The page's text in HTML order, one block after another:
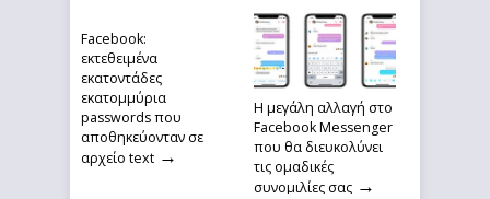
Facebook:
εκτεθειμένα
εκατοντάδες
εκατομμύρια
passwords που
αποθηκεύονταν σε
αρχείο text →
Η μεγάλη αλλαγή στο
Facebook Messenger
που θα διευκολύνει
τις ομαδικές
συνομιλίες σας →